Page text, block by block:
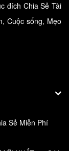
đích Chia Sẻ Tài
Cuộc sống, Mẹo
Sẻ Miễn Phí